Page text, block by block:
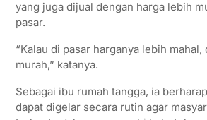
yang juga dijual dengan harga lebih
pasar.
“Kalau di pasar harganya lebih
murah,” katanya.
Sebagai ibu rumah tangga, ia
dapat digelar secara rutin agar